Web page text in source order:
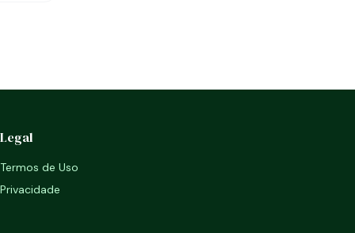
Legal
Termos de Uso
Privacidade